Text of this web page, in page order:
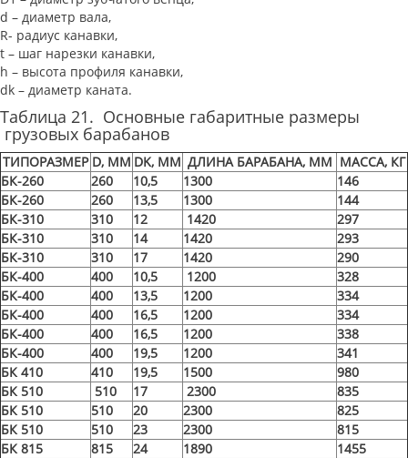
d – диаметр вала,
R- радиус канавки,
t – шаг нарезки канавки,
h – высота профиля канавки,
dk – диаметр каната.
Таблица 21. Основные габаритные размеры
грузовых барабанов
ТИПОРАЗМЕР D, ММ DK, ММ ДЛИНА БАРАБАНА, ММ МАССА, КГ
БК-260
260 10,5 1300
146
БК-260
260 13,5 1300
144
БК-310
310 12 1420
297
БК-310
310 14 1420
293
БК-310
310 17 1420
290
БК-400
400 10,5 1200
328
БК-400
400 13,5 1200
334
БК-400
400 16,5 1200
334
БК-400
400 16,5 1200
338
БК-400
400 19,5 1200
341
БК 410
410 19,5 1500
980
БК 510
510 17 2300
835
БК 510
510 20 2300
825
БК 510
510 23 2300
815
БК 815
815 24 1890
1455